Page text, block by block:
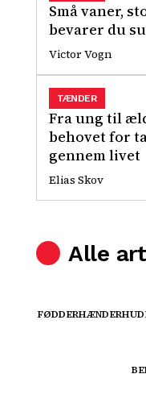
Små vaner,
bevarer du
Victor Vogn
Fra ung til
behovet for
gennem livet
TÆNDER
Elias Skov
Alle
FØDDERHÆNDERHUD